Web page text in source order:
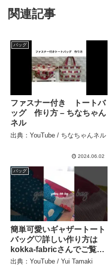
関連記事
バッグ
ファスナー付き トートバ
ッグ 作り方 – ちなちゃん
ネル
出典：YouTube / ちなちゃんネル
2024.06.02
バッグ
簡単可愛いギャザートート
バッグ♡詳しい作り方は
kokka-fabricさんでご覧く
ださい✨ – Yui Tamaki
出典：YouTube / Yui Tamaki